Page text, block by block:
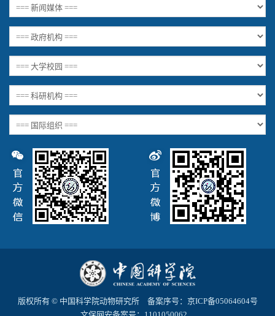
版权所有 © 中国科学院动物研究所 备案序号： 京ICP备05064604号
文保网安备案号：1101050062